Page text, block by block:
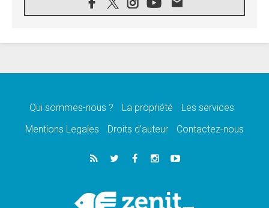
05.08.2026
SCEAM: L'Église en Afrique vers
en Argentine et au Pérou
Audience générale: la prière est un acte
04.08.2026
Léon XIV invite les Chevaliers de Colomb à
Au Nigéria, attaques d'église, meurtre et
Qui sommes-nous ? La propriété
Les services
Mentions Legales
Droits d’auteur Contactez-nous